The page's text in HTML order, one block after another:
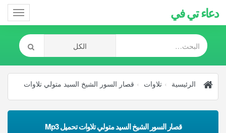
دعاء تي في
الرئيسية تلاوات قصار السور الشيخ السيد متولي تلاوات
قصار السور الشيخ السيد متولي تلاوات تحميل Mp3